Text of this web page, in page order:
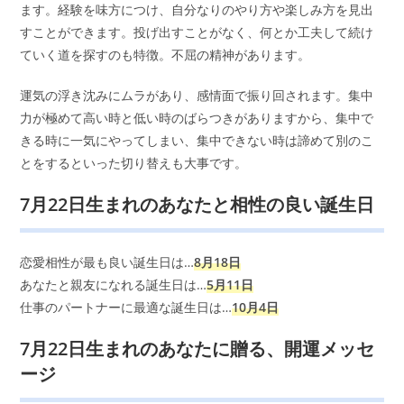
ます。経験を味方につけ、自分なりのやり方や楽しみ方を見出
すことができます。投げ出すことがなく、何とか工夫して続け
ていく道を探すのも特徴。不屈の精神があります。
運気の浮き沈みにムラがあり、感情面で振り回されます。集中
力が極めて高い時と低い時のばらつきがありますから、集中で
きる時に一気にやってしまい、集中できない時は諦めて別のこ
とをするといった切り替えも大事です。
7月22日生まれのあなたと相性の良い誕生日
恋愛相性が最も良い誕生日は…8月18日
あなたと親友になれる誕生日は…5月11日
仕事のパートナーに最適な誕生日は…10月4日
7月22日生まれのあなたに贈る、開運メッセ
ージ